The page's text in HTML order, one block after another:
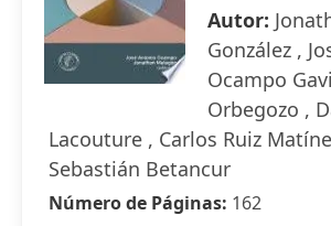
Autor:
González ,
Ocampo
Orbegozo ,
Lacouture , Carlos Ruiz
Sebastián Betancur
Número de Páginas: 162